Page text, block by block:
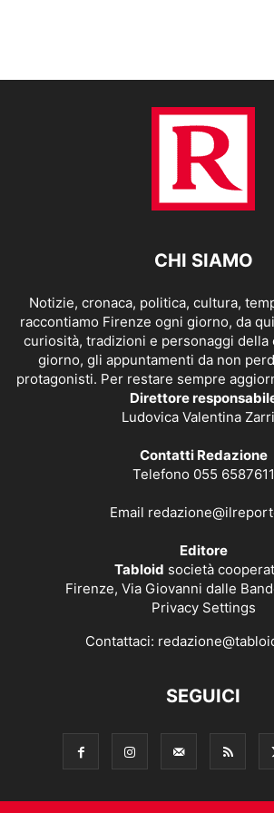
CHI SIAMO
Notizie, cronaca, politica, cultura,
raccontiamo Firenze ogni giorno, da
curiosità, tradizioni e personaggi della
giorno, gli appuntamenti da non
protagonisti. Per restare sempre
Direttore
Ludovica Valentina
Contatti Redazione
Telefono 055 6587611
Email
Editore
Tabloid società
Firenze, Via Giovanni dalle
Privacy Settings
Contattaci:
SEGUICI